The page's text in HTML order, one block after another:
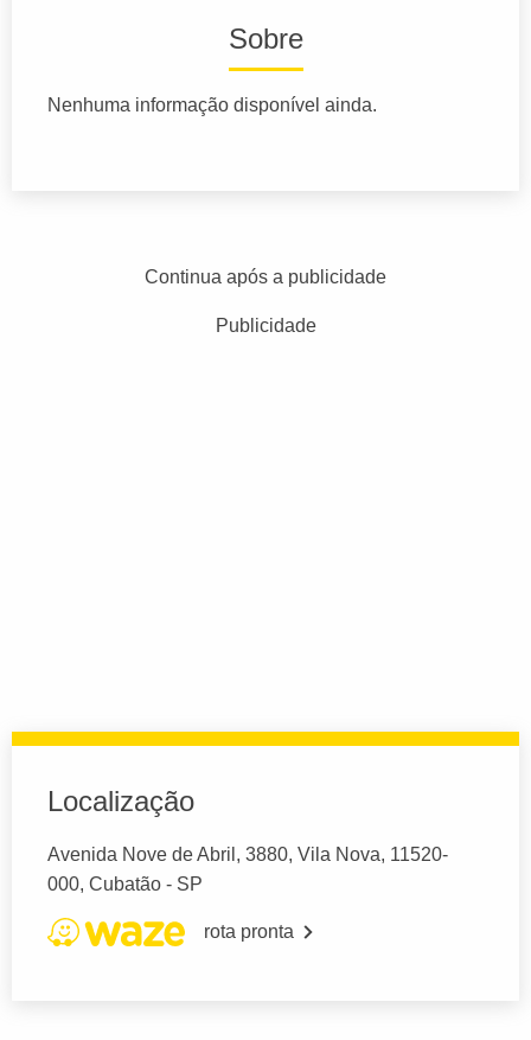
Sobre
Nenhuma informação disponível ainda.
Continua após a publicidade
Publicidade
Localização
Avenida Nove de Abril, 3880, Vila Nova, 11520-
000, Cubatão - SP
rota pronta